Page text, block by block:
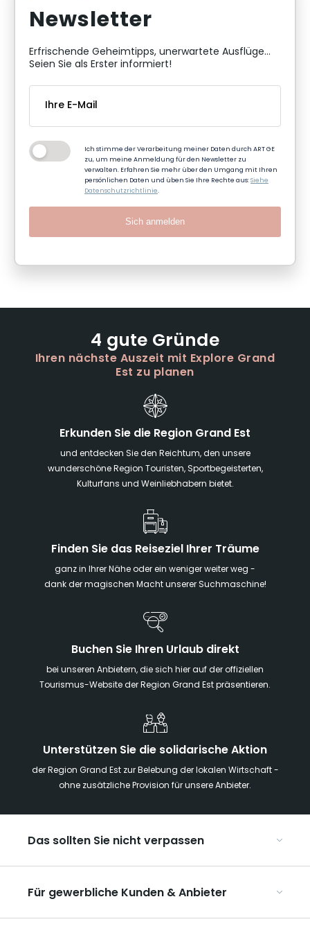
Newsletter
Erfrischende Geheimtipps, unerwartete Ausflüge...
Seien Sie als Erster informiert!
Ich stimme der Verarbeitung meiner Daten durch ART GE
zu, um meine Anmeldung für den Newsletter zu
verwalten. Erfahren Sie mehr über den Umgang mit Ihren
persönlichen Daten und üben Sie Ihre Rechte aus:Siehe
Datenschutzrichtlinie.
Sich anmelden
4 gute Gründe
Ihren nächste Auszeit mit Explore Grand
Est zu planen
Erkunden Sie die Region Grand Est
und entdecken Sie den Reichtum, den unsere
wunderschöne Region Touristen, Sportbegeisterten,
Kulturfans und Weinliebhabern bietet.
Finden Sie das Reiseziel Ihrer Träume
ganz in Ihrer Nähe oder ein weniger weiter weg -
dank der magischen Macht unserer Suchmaschine!
Buchen Sie Ihren Urlaub direkt
bei unseren Anbietern, die sich hier auf der offiziellen
Tourismus-Website der Region Grand Est präsentieren.
Unterstützen Sie die solidarische Aktion
der Region Grand Est zur Belebung der lokalen Wirtschaft -
ohne zusätzliche Provision für unsere Anbieter.
Das sollten Sie nicht verpassen
Die Weihnachtsmärkte im Grand Est
Ribeauvillé, zwischen Weinbergen und Bergen
Für gewerbliche Kunden & Anbieter